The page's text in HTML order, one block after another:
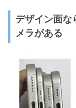
デザイン面な
メラがある